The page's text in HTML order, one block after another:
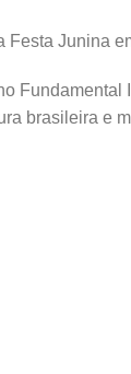
Junina
brasileira e